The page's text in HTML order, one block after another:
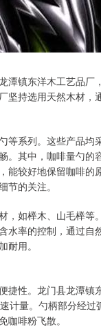
镇东洋木工艺品厂
坚持选用天然木材，
等系列。这些产品均
。其中，咖啡量勺的
能较好地保留咖啡的
的关注。
，如榉木、山毛榉等
水率的控制，通过自
用。
捷性。龙门县龙潭镇
计量。勺柄部分经过
啡粉飞散。